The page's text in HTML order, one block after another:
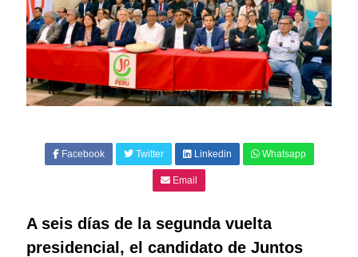
Facebook Twitter Linkedin Whatsapp
Email
A seis días de la segunda vuelta
presidencial, el candidato de Juntos